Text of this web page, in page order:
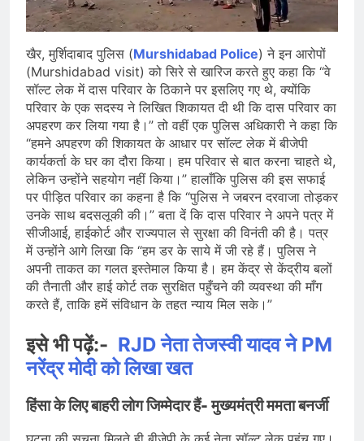
खैर, मुर्शिदाबाद पुलिस (Murshidabad Police) ने इन आरोपों
(Murshidabad visit) को सिरे से खारिज करते हुए कहा कि “वे
सॉल्ट लेक में दास परिवार के ठिकाने पर इसलिए गए थे, क्योंकि
परिवार के एक सदस्य ने लिखित शिकायत दी थी कि दास परिवार का
अपहरण कर लिया गया है।” तो वहीं एक पुलिस अधिकारी ने कहा कि
“हमने अपहरण की शिकायत के आधार पर सॉल्ट लेक में बीजेपी
कार्यकर्ता के घर का दौरा किया। हम परिवार से बात करना चाहते थे,
लेकिन उन्होंने सहयोग नहीं किया।” हालाँकि पुलिस की इस सफाई
पर पीड़ित परिवार का कहना है कि “पुलिस ने जबरन दरवाजा तोड़कर
उनके साथ बदसलूकी की।” बता दें कि दास परिवार ने अपने पत्र में
सीजीआई, हाईकोर्ट और राज्यपाल से सुरक्षा की विनंती की है। पत्र
में उन्होंने आगे लिखा कि “हम डर के साये में जी रहे हैं। पुलिस ने
अपनी ताकत का गलत इस्तेमाल किया है। हम केंद्र से केंद्रीय बलों
की तैनाती और हाई कोर्ट तक सुरक्षित पहुँचने की व्यवस्था की माँग
करते हैं, ताकि हमें संविधान के तहत न्याय मिल सके।”
इसे भी पढ़ें:- RJD नेता तेजस्वी यादव ने PM
नरेंद्र मोदी को लिखा खत
हिंसा के लिए बाहरी लोग जिम्मेदार हैं- मुख्यमंत्री ममता बनर्जी